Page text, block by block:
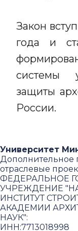
Закон
года и
системы
защиты
России.
Университет
Дополнительное
отраслевые
ФЕДЕРАЛЬНОЕ
УЧРЕЖДЕНИЕ
ИНСТИТУТ
АКАДЕМИИ
НАУК":
ИНН:7713018998